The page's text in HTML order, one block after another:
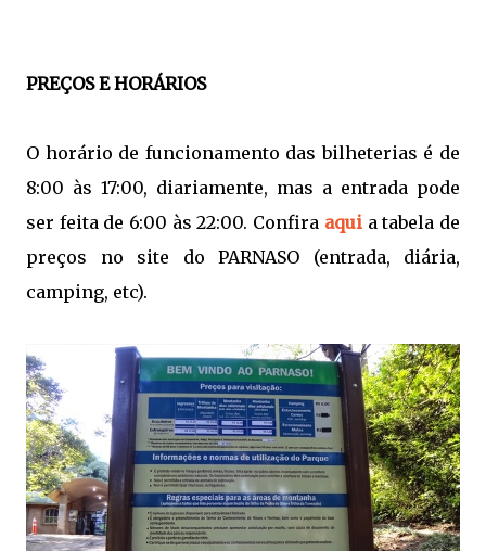
PREÇOS E HORÁRIOS
O horário de funcionamento das bilheterias é de
8:00 às 17:00, diariamente, mas a entrada pode
ser feita de 6:00 às 22:00. Confira aquia tabela de
preços no site do PARNASO (entrada, diária,
camping, etc).